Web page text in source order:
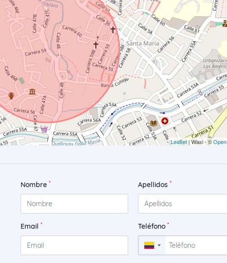
Leaflet| Wasi - ©
Nombre * Apellidos *
Email * Teléfono *
▼